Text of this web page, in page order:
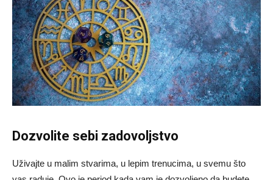
Dozvolite sebi zadovoljstvo
Uživajte u malim stvarima, u lepim trenucima, u svemu što